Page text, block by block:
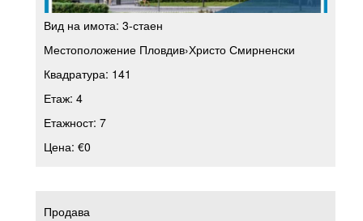
Вид на имота: 3-стаен
Местоположение Пловдив›Христо Смирненски
Квадратура: 141
Етаж: 4
Етажност: 7
Цена: €0
Продава